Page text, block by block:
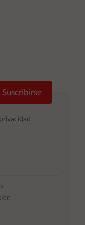
Suscribirse